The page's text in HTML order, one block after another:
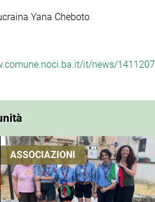
Yana Cheboto
it/news/1411207
ASSOCIAZIONI